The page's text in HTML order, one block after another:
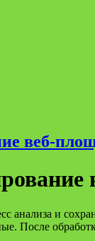
веб-
анализа и
После